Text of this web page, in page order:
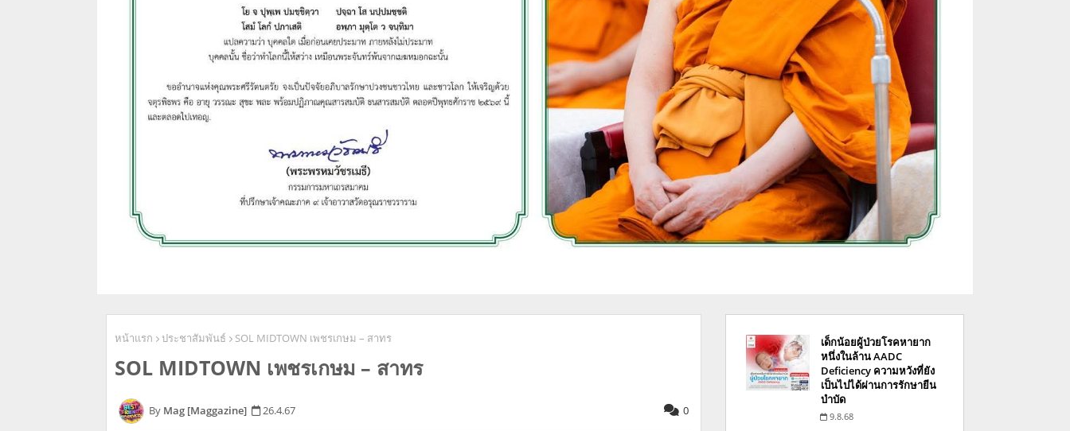
หน้าแรก ประชาสัมพันธ์ SOL MIDTOWN เพชรเกษม – สาทร
SOL MIDTOWN เพชรเกษม – สาทร
Mag [Maggazine] 26.4.67 0
เด็กน้อยผู้ป่วยโรคหายาก
หนึ่งในล้าน AADC
Deficiency ความหวังที่ยัง
เป็นไปได้ผ่านการรักษายีน
บำบัด
9.8.68